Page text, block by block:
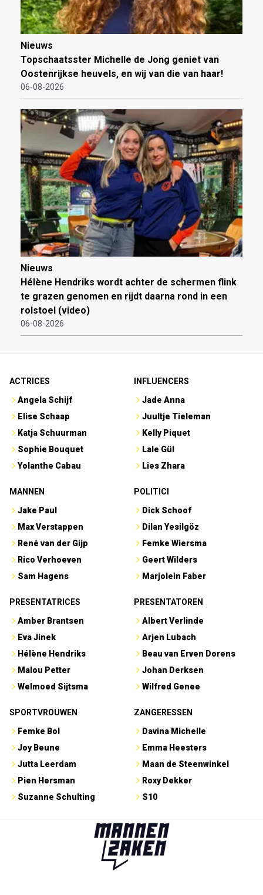
Nieuws
Topschaatsster Michelle de Jong geniet van
Oostenrijkse heuvels, en wij van die van haar!
06-08-2026
Nieuws
Hélène Hendriks wordt achter de schermen flink
te grazen genomen en rijdt daarna rond in een
rolstoel (video)
06-08-2026
ACTRICES
Angela Schijf
Elise Schaap
Katja Schuurman
Sophie Bouquet
Yolanthe Cabau
INFLUENCERS
Jade Anna
Juultje Tieleman
Kelly Piquet
Lale Gül
Lies Zhara
MANNEN
Jake Paul
Max Verstappen
René van der Gijp
Rico Verhoeven
Sam Hagens
POLITICI
Dick Schoof
Dilan Yesilgöz
Femke Wiersma
Geert Wilders
Marjolein Faber
PRESENTATRICES
Amber Brantsen
Eva Jinek
Hélène Hendriks
Malou Petter
Welmoed Sijtsma
PRESENTATOREN
Albert Verlinde
Arjen Lubach
Beau van Erven Dorens
Johan Derksen
Wilfred Genee
SPORTVROUWEN
Femke Bol
Joy Beune
Jutta Leerdam
Pien Hersman
Suzanne Schulting
ZANGERESSEN
Davina Michelle
Emma Heesters
Maan de Steenwinkel
Roxy Dekker
S10